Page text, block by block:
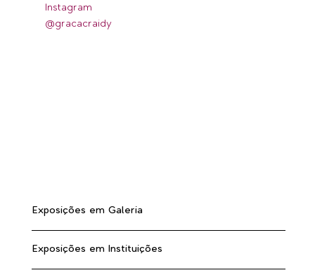
Instagram
@gracacraidy
Exposições em Galeria
Exposições em Instituições